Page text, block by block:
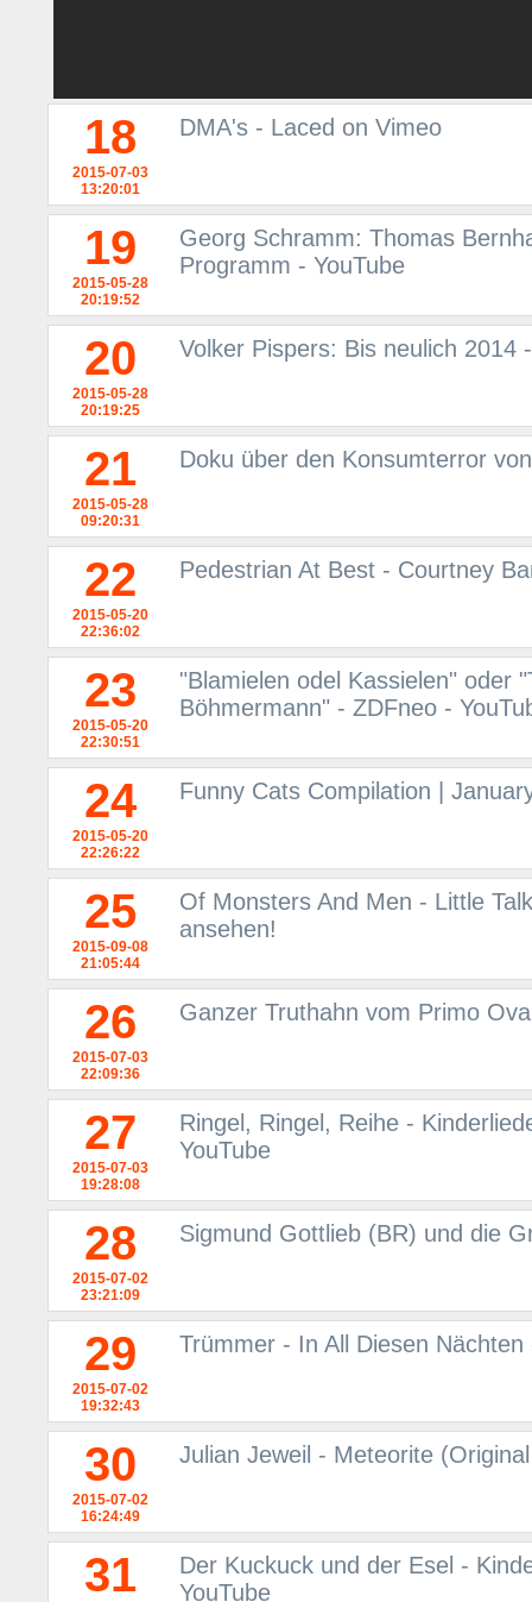
18
2015-07-03
13:20:01
DMA's - Laced on Vimeo
19
2015-05-28
20:19:52
Georg Schramm: Thomas
Programm - YouTube
20
2015-05-28
20:19:25
Volker Pispers: Bis neulich 2014
21
2015-05-28
09:20:31
Doku über den Konsumterror
22
2015-05-20
22:36:02
Pedestrian At Best - Courtney
23
2015-05-20
22:30:51
"Blamielen odel Kassielen" oder
Böhmermann" - ZDFneo -
24
2015-05-20
22:26:22
Funny Cats Compilation |
25
2015-09-08
21:05:44
Of Monsters And Men - Little
ansehen!
26
2015-07-03
22:09:36
Ganzer Truthahn vom Primo
27
2015-07-03
19:28:08
Ringel, Ringel, Reihe -
YouTube
28
2015-07-02
23:21:09
Sigmund Gottlieb (BR) und die
29
2015-07-02
19:32:43
Trümmer - In All Diesen Nächten
30
2015-07-02
16:24:49
Julian Jeweil - Meteorite
31
Der Kuckuck und der Esel -
YouTube